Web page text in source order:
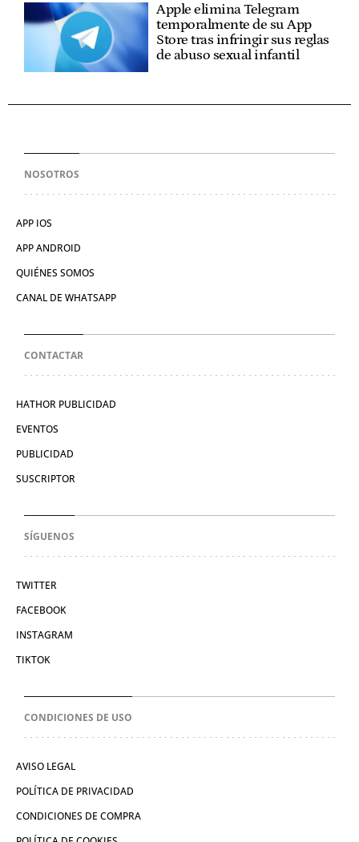
Apple elimina Telegram
temporalmente de su App
Store tras infringir sus reglas
de abuso sexual infantil
NOSOTROS
APP IOS
APP ANDROID
QUIÉNES SOMOS
CANAL DE WHATSAPP
CONTACTAR
HATHOR PUBLICIDAD
EVENTOS
PUBLICIDAD
SUSCRIPTOR
SÍGUENOS
TWITTER
FACEBOOK
INSTAGRAM
TIKTOK
CONDICIONES DE USO
AVISO LEGAL
POLÍTICA DE PRIVACIDAD
CONDICIONES DE COMPRA